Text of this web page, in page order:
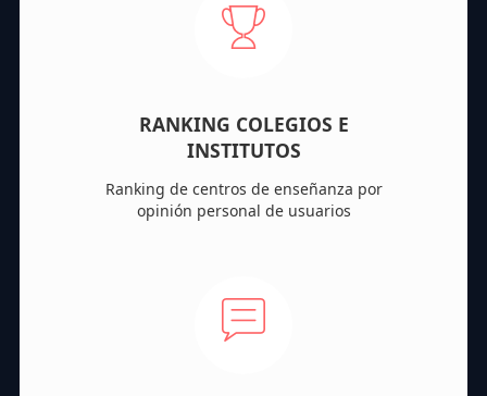
RANKING COLEGIOS E
INSTITUTOS
Ranking de centros de enseñanza por
opinión personal de usuarios